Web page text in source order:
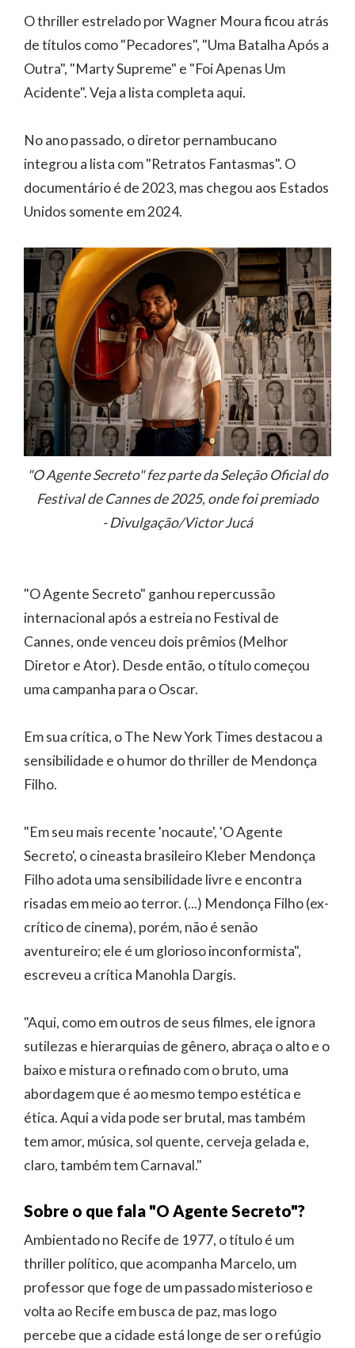
O thriller estrelado por Wagner Moura ficou atrás
de títulos como "Pecadores", "Uma Batalha Após a
Outra", "Marty Supreme" e "Foi Apenas Um
Acidente". Veja a lista completa aqui.
No ano passado, o diretor pernambucano
integrou a lista com "Retratos Fantasmas". O
documentário é de 2023, mas chegou aos Estados
Unidos somente em 2024.
"O Agente Secreto" fez parte da Seleção Oficial do
Festival de Cannes de 2025, onde foi premiado
- Divulgação/Victor Jucá
"O Agente Secreto" ganhou repercussão
internacional após a estreia no Festival de
Cannes, onde venceu dois prêmios (Melhor
Diretor e Ator). Desde então, o título começou
uma campanha para o Oscar.
Em sua crítica, o The New York Times destacou a
sensibilidade e o humor do thriller de Mendonça
Filho.
"Em seu mais recente 'nocaute', 'O Agente
Secreto', o cineasta brasileiro Kleber Mendonça
Filho adota uma sensibilidade livre e encontra
risadas em meio ao terror. (...) Mendonça Filho (ex-
crítico de cinema), porém, não é senão
aventureiro; ele é um glorioso inconformista",
escreveu a crítica Manohla Dargis.
"Aqui, como em outros de seus filmes, ele ignora
sutilezas e hierarquias de gênero, abraça o alto e o
baixo e mistura o refinado com o bruto, uma
abordagem que é ao mesmo tempo estética e
ética. Aqui a vida pode ser brutal, mas também
tem amor, música, sol quente, cerveja gelada e,
claro, também tem Carnaval."
Sobre o que fala "O Agente Secreto"?
Ambientado no Recife de 1977, o título é um
thriller político, que acompanha Marcelo, um
professor que foge de um passado misterioso e
volta ao Recife em busca de paz, mas logo
percebe que a cidade está longe de ser o refúgio